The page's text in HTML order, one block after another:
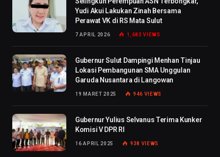
Yudi Akui Lakukan Zinah Bersama
Perawat VK di RS Mata Sulut
7 APRIL 2026 1,683VIEWS
Gubernur Sulut Dampingi Menhan Tinjau
Lokasi Pembangunan SMA Unggulan
Garuda Nusantara di Langowan
19 MARET 2025 946 VIEWS
Gubernur Yulius Selvanus Terima Kunker
Komisi V DPR RI
16 APRIL 2025 938 VIEWS